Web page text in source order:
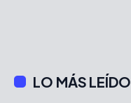
LO MÁS LEÍDO